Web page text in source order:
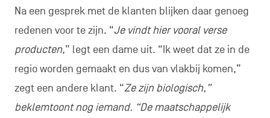
Na een gesprek met de klanten blijken daar genoeg
redenen voor te zijn. “Je vindt hier vooral verse
producten,” legt een dame uit. “Ik weet dat ze in de
regio worden gemaakt en dus van vlakbij komen,”
zegt een andere klant. “Ze zijn biologisch,”
beklemtoont nog iemand. “De maatschappelijk